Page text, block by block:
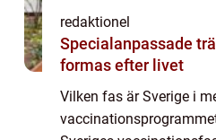
redaktionel
Specialanpassade
formas efter livet
Vilken fas är Sverige i